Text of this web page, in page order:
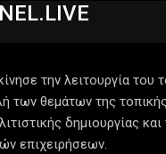
την λειτουργία του
των θεμάτων της
δημιουργίας
επιχειρήσεων.